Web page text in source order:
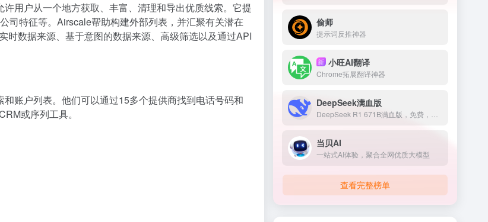
用户从一个地方获取、丰富、清理和导出优质线索。它提
司特征等。Airscale帮助构建外部列表，并汇聚有关潜在
时数据来源、基于意图的数据来源、高级筛选以及通过API
账户列表。他们可以通过15多个提供商找到电话号码和
或序列工具。
偷师
提示词反推神器
新 小旺AI翻译
Chrome拓展翻译神器
DeepSeek满血版
当贝AI
一站式AI体验，聚合全网优质大模型
查看完整榜单